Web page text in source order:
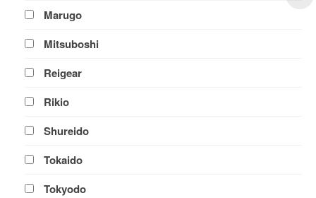
Marugo
Mitsuboshi
Reigear
Rikio
Shureido
Tokaido
Tokyodo